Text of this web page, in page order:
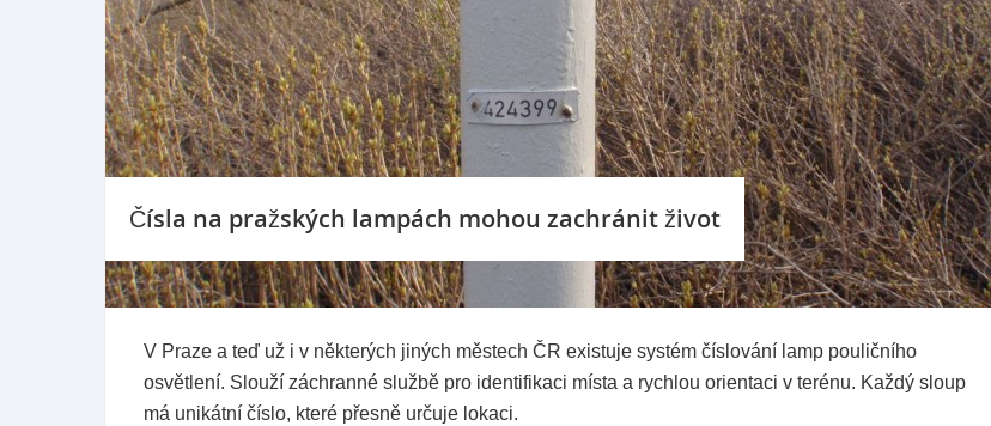
Čísla na pražských lampách mohou zachránit život
V Praze a teď už i v některých jiných městech ČR existuje systém číslování lamp pouličního
osvětlení. Slouží záchranné službě pro identifikaci místa a rychlou orientaci v terénu. Každý sloup
má unikátní číslo, které přesně určuje lokaci.